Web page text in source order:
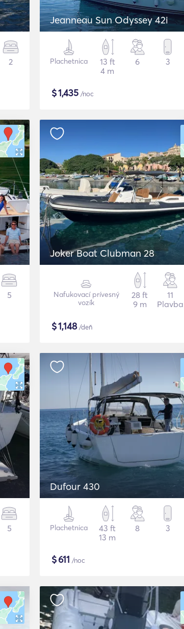
2
Jeanneau Sun Odyssey 42i
Plachetnica
13 ft
4 m
6 3
$1,435 /noc
5
Joker Boat Clubman 28
Nafukovací prívesný
vozík
28 ft
9 m
11
Plavba
$1,148/deň
5
Dufour 430
Plachetnica
43 ft
13 m
8 3
$611 /noc